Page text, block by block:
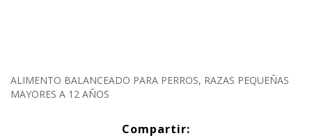
ALIMENTO BALANCEADO PARA PERROS, RAZAS PEQUEÑAS
MAYORES A 12 AÑOS
Compartir: